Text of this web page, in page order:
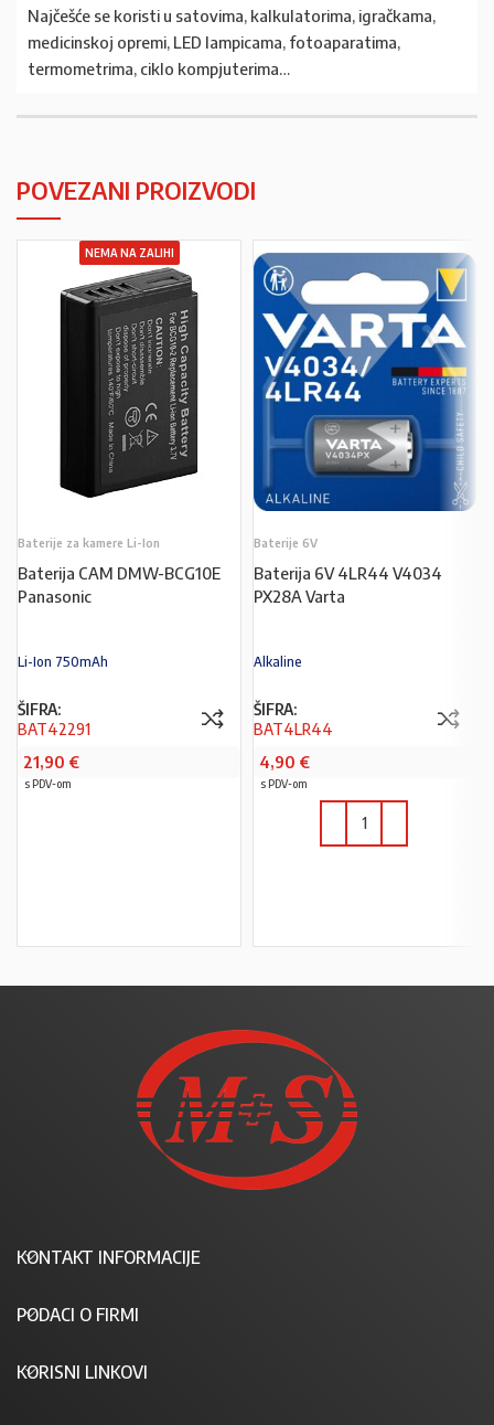
Najčešće se koristi u satovima, kalkulatorima, igračkama,
medicinskoj opremi, LED lampicama, fotoaparatima,
termometrima, ciklo kompjuterima…
POVEZANI PROIZVODI
NEMA NA ZALIHI
Baterije za kamere Li-Ion
Baterija CAM DMW-BCG10E
Panasonic
Li-Ion 750mAh
ŠIFRA:
BAT42291
21,90 €
s PDV-om
Baterije 6V
Baterija 6V 4LR44 V4034
PX28A Varta
Alkaline
ŠIFRA:
BAT4LR44
4,90 €
s PDV-om
KONTAKT INFORMACIJE
PODACI O FIRMI
KORISNI LINKOVI